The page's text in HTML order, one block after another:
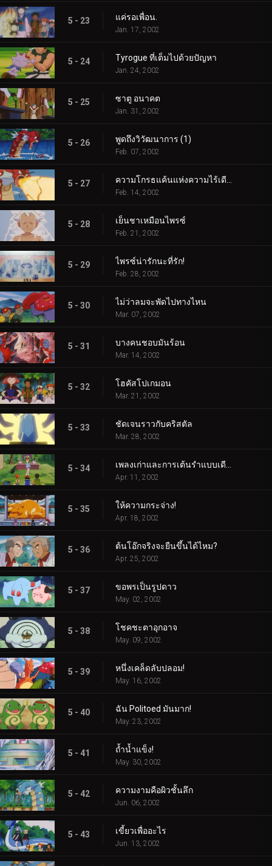
5 - 23 แค่รอเพื่อน.
Jan. 17, 2002
5 - 24 Tyrogue ที่เต็มไปด้วยปัญหา
Jan. 24, 2002
5 - 25 ซาตู อนาคต
Jan. 31, 2002
5 - 26 พูดถึงวิวัฒนาการ (1)
Feb. 07, 2002
5 - 27
Feb. 14, 2002
5 - 28 เย็นชาเหมือนไพรซ์
Feb. 21, 2002
5 - 29 ไพรซ์น่ารักนะที่รัก!
Feb. 28, 2002
5 - 30 ไม่ว่าลมจะพัดไปทางไหน
Mar. 07, 2002
5 - 31 บางคนชอบมันร้อน
Mar. 14, 2002
5 - 32 โฮคัสโปเกมอน
Mar. 21, 2002
5 - 33 ชัดเจนราวกับคริสตัล
Mar. 28, 2002
5 - 34
Apr. 11, 2002
5 - 35 ให้ความกระจ่าง!
Apr. 18, 2002
5 - 36 ต้นโอ๊กจริงจะยืนขึ้นได้ไหม?
Apr. 25, 2002
5 - 37 ขอพรเป็นรูปดาว
May. 02, 2002
5 - 38 โชคชะตาอุกอาจ
May. 09, 2002
5 - 39 หนึ่งเคล็ดลับปลอม!
May. 16, 2002
5 - 40 ฉัน Politoed มันมาก!
May. 23, 2002
5 - 41 ถ้ำน้ำแข็ง!
May. 30, 2002
5 - 42 ความงามคือผิวชั้นลึก
Jun. 06, 2002
5 - 43 เขี้ยวเพื่ออะไร
Jun. 13, 2002